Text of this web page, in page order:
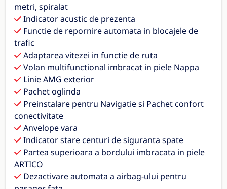
metri, spiralat
Indicator acustic de prezenta
Functie de repornire automata in blocajele de
trafic
Adaptarea vitezei in functie de ruta
Volan multifunctional imbracat in piele Nappa
Linie AMG exterior
Pachet oglinda
Preinstalare pentru Navigatie si Pachet confort
conectivitate
Anvelope vara
Indicator stare centuri de siguranta spate
Partea superioara a bordului imbracata in piele
ARTICO
Dezactivare automata a airbag-ului pentru